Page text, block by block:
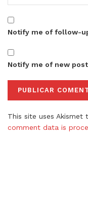
Notify me of follow-
Notify me of new
This site uses Akismet
comment data is